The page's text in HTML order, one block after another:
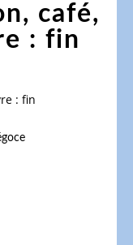
café,
: fin
: fin